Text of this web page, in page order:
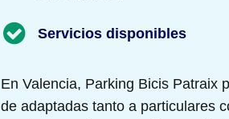
Servicios disponibles
En Valencia, Parking Bicis Patraix
de adaptadas tanto a particulares